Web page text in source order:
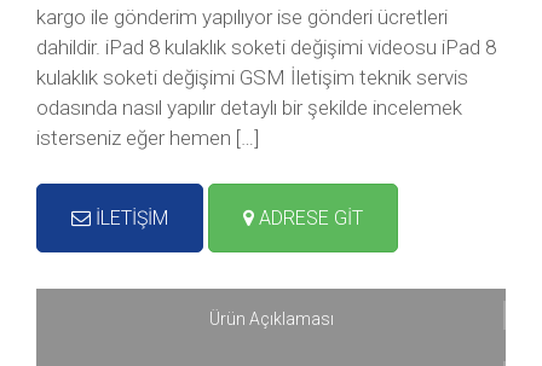
kargo ile gönderim yapılıyor ise gönderi ücretleri
dahildir. iPad 8 kulaklık soketi değişimi videosu iPad 8
kulaklık soketi değişimi GSM İletişim teknik servis
odasında nasıl yapılır detaylı bir şekilde incelemek
isterseniz eğer hemen […]
İLETİŞİM ADRESE GİT
Ürün Açıklaması